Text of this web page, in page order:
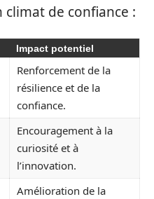
de confiance :
Impact potentiel
Renforcement de la
résilience et de la
confiance.
Encouragement à la
curiosité et à
l’innovation.
Amélioration de la